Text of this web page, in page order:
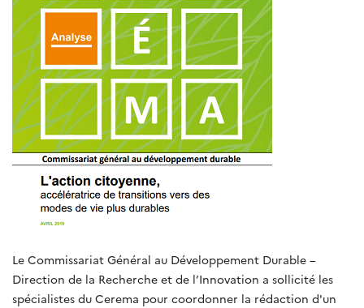
Le Commissariat Général au Développement Durable –
Direction de la Recherche et de l’Innovation a sollicité les
spécialistes du Cerema pour coordonner la rédaction d'un